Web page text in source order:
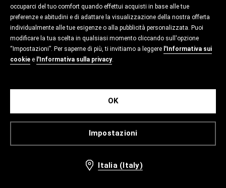
occuparci del tuo comfort quando effettui acquisti in base alle tue
preferenze e abitudini e di adattare la visualizzazione della nostra offerta
individualmente alle tue esigenze o alla pubblicità personalizzata. Puoi
modificare la tua scelta in qualsiasi momento cliccando sull'opzione
“Impostazioni”. Per saperne di più, ti invitiamo a leggere l'Informativa sui
cookie e l'Informativa sulla privacy.
Impostazioni
OK
Italia (Italy)